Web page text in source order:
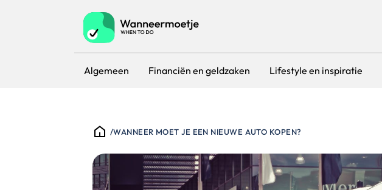
Algemeen Financiën en geldzaken Lifestyle en inspiratie
/WANNEER MOET JE EEN NIEUWE AUTO KOPEN?